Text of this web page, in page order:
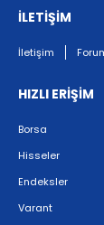
İLETİŞİM
İletişim
HIZLI ERİŞİM
Borsa
Hisseler
Endeksler
Varant